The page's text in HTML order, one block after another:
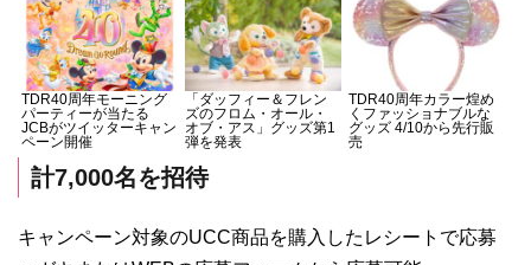
TDR40周年モーニング
パーティーが当たる
JCBがツイッターキャン
ペーン開催
「ダッフィー＆フレン
ズのフロム・オール・
オブ・アス」グッズ第1
弾を発表
TDR40周年カラー煌め
くファッショナブルな
グッズ 4/10から先行販
売
計7,000名を招待
キャンペーン対象のUCC商品を購入したレシートで応募